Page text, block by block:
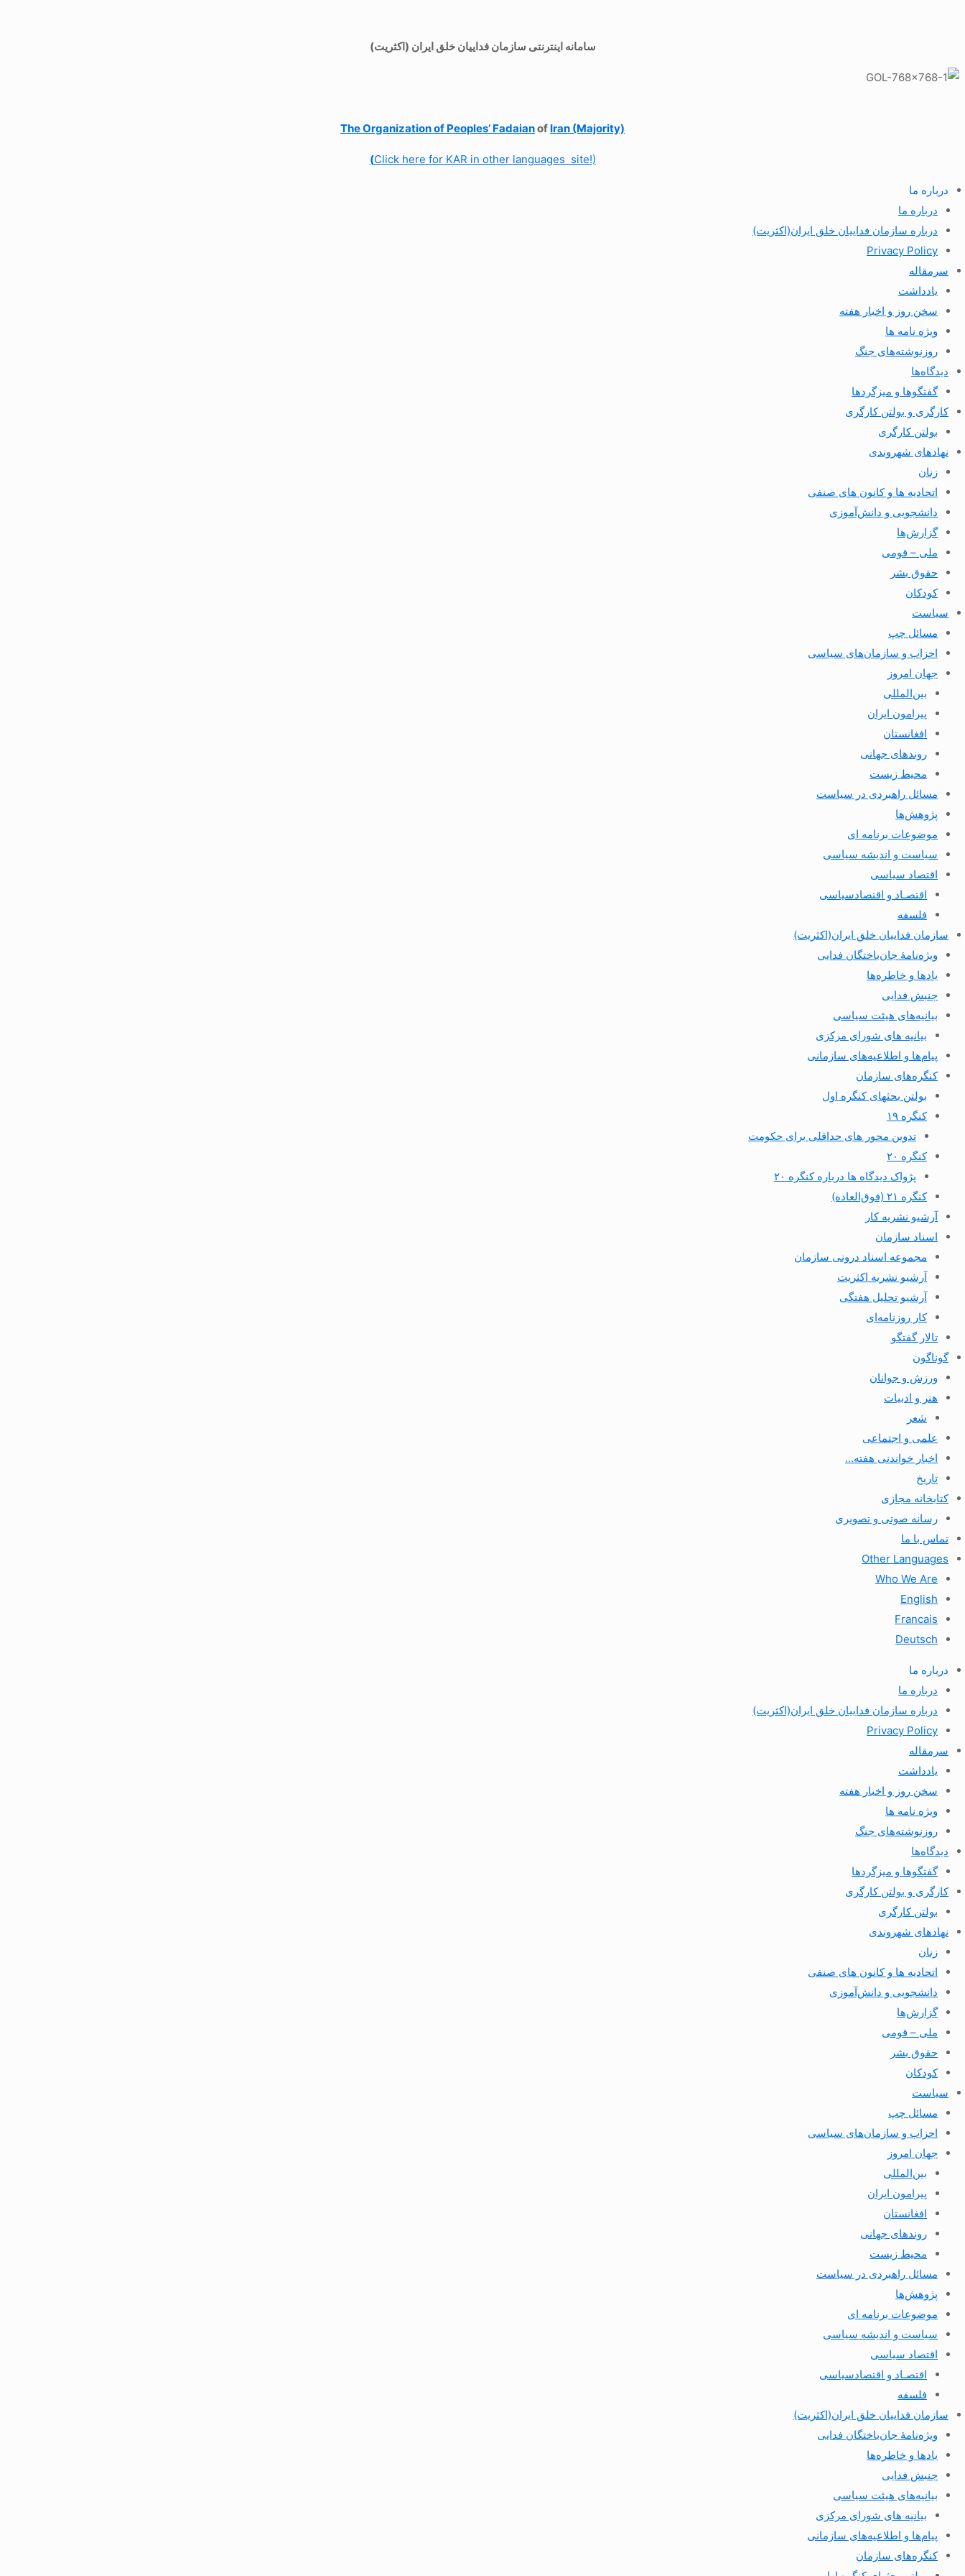
سامانه اینترنتی سازمان فداییان خلق ایران (اکثریت)
The Organization of Peoples’ Fadaianof Iran (Majority)
(Click here for KAR in other languages site!)
درباره ما
درباره ما
درباره سازمان فداییان خلق ایران(اکثریت)
Privacy Policy
سرمقاله
یادداشت
سخن روز و اخبار هفته
ویژه نامه ها
روزنوشته‌های جنگ
دیدگاه‌ها
گفتگوها و میزگردها
کارگری و بولتن کارگری
بولتن کارگری
نهادهای شهروندی
زنان
اتحادیه ها و کانون های صنفی
دانشجویی و دانش‌آموزی
گزارش‌ها
ملی – قومی
حقوق بشر
کودکان
سیاست
مسائل چپ
احزاب و سازمان‌های سیاسی
جهان امروز
بین‌المللی
پیرامون ایران
افغانستان
روندهای جهانی
محیط زیست
مسائل راهبردی در سیاست
پژوهش‌ها
موضوعات برنامه ای
سیاست و اندیشه سیاسی
اقتصاد سیاسی
اقتصـاد و اقتصاد‌سیاسی
فلسفه
سازمان فداییان خلق ایران(اکثریت)
ویژه‌نامهٔ جان‌باختگان فدایی
یادها و خاطره‌ها
جنبش فدایی
بیانیه‌های هیئت سیاسی
بیانیه های شورای مرکزی
پیام‌ها و اطلاعیه‌های سازمانی
کنگره‌های سازمان
بولتن بحثهای کنگره اول
کنگره ۱۹
تدوین محور های حداقلی برای حکومت
کنگره ۲۰
پژواک دیدگاه ها درباره کنگره ۲۰
کنگره ۲۱ (فوق‌العاده)
آرشیو نشریه کار
اسناد سازمان
مجموعه اسناد درونی سازمان
آرشیو نشریه اکثریت
آرشیو تحلیل هفتگی
کار روزنامه‌ای
تالار گفتگو
گوناگون
ورزش و جوانان
هنر و ادبیات
شعر
علمی و اجتماعی
اخبار خواندنی هفته…
تاریخ
کتابخانه مجازی
رسانه صوتی و تصویری
تماس با ما
Other Languages
Who We Are
English
Francais
Deutsch
درباره ما
درباره ما
درباره سازمان فداییان خلق ایران(اکثریت)
Privacy Policy
سرمقاله
یادداشت
سخن روز و اخبار هفته
ویژه نامه ها
روزنوشته‌های جنگ
دیدگاه‌ها
گفتگوها و میزگردها
کارگری و بولتن کارگری
بولتن کارگری
نهادهای شهروندی
زنان
اتحادیه ها و کانون های صنفی
دانشجویی و دانش‌آموزی
گزارش‌ها
ملی – قومی
حقوق بشر
کودکان
سیاست
مسائل چپ
احزاب و سازمان‌های سیاسی
جهان امروز
بین‌المللی
پیرامون ایران
افغانستان
روندهای جهانی
محیط زیست
مسائل راهبردی در سیاست
پژوهش‌ها
موضوعات برنامه ای
سیاست و اندیشه سیاسی
اقتصاد سیاسی
اقتصـاد و اقتصاد‌سیاسی
فلسفه
سازمان فداییان خلق ایران(اکثریت)
ویژه‌نامهٔ جان‌باختگان فدایی
یادها و خاطره‌ها
جنبش فدایی
بیانیه‌های هیئت سیاسی
بیانیه های شورای مرکزی
پیام‌ها و اطلاعیه‌های سازمانی
کنگره‌های سازمان